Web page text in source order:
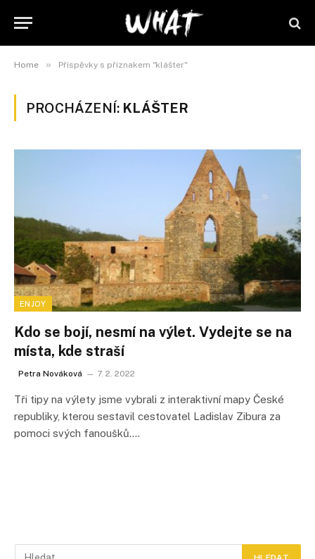
Home » Příspěvky s příznakem "klášter"
PROCHÁZENÍ: KLÁŠTER
ENJOY
Kdo se bojí, nesmí na výlet. Vydejte se na
místa, kde straší
Petra Nováková 7. 2. 2022
Tři tipy na výlety jsme vybrali z interaktivní mapy České
republiky, kterou sestavil cestovatel Ladislav Zibura za
pomoci svých fanoušků.…